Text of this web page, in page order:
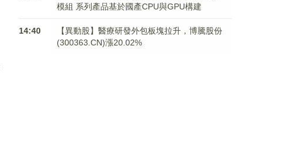
模組 系列產品基於國產CPU與GPU構建
14:40
【異動股】醫療研發外包板塊拉升，博騰股份
(300363.CN)漲20.02%